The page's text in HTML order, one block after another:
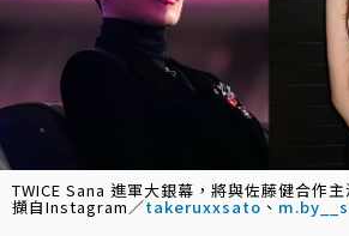
TWICE Sana 進軍大銀幕，將與佐藤健合作
擷自Instagram／takeruxxsato 、